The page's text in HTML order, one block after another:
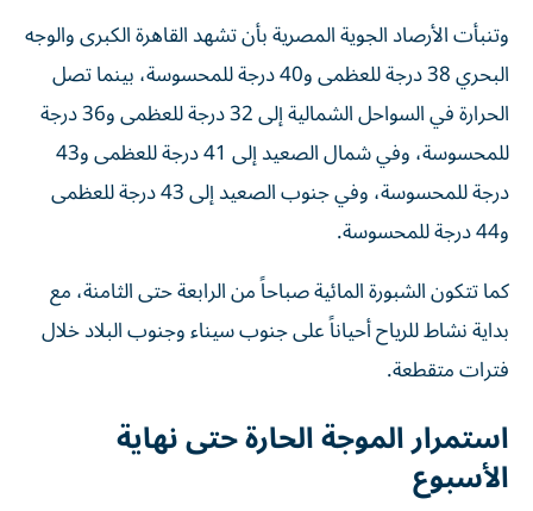
وتنبأت الأرصاد الجوية المصرية بأن تشهد القاهرة الكبرى والوجه
البحري 38 درجة للعظمى و40 درجة للمحسوسة، بينما تصل
الحرارة في السواحل الشمالية إلى 32 درجة للعظمى و36 درجة
للمحسوسة، وفي شمال الصعيد إلى 41 درجة للعظمى و43
درجة للمحسوسة، وفي جنوب الصعيد إلى 43 درجة للعظمى
و44 درجة للمحسوسة.
كما تتكون الشبورة المائية صباحاً من الرابعة حتى الثامنة، مع
بداية نشاط للرياح أحياناً على جنوب سيناء وجنوب البلاد خلال
فترات متقطعة.
استمرار الموجة الحارة حتى نهاية
الأسبوع